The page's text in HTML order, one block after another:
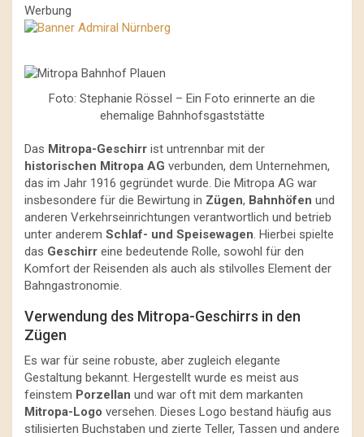
Werbung
Foto: Stephanie Rössel – Ein Foto erinnerte an die
ehemalige Bahnhofsgaststätte
Das Mitropa-Geschirr ist untrennbar mit der
historischen Mitropa AG verbunden, dem Unternehmen,
das im Jahr 1916 gegründet wurde. Die Mitropa AG war
insbesondere für die Bewirtung in Zügen, Bahnhöfen und
anderen Verkehrseinrichtungen verantwortlich und betrieb
unter anderem Schlaf- und Speisewagen. Hierbei spielte
das Geschirr eine bedeutende Rolle, sowohl für den
Komfort der Reisenden als auch als stilvolles Element der
Bahngastronomie.
Verwendung des Mitropa-Geschirrs in den
Zügen
Es war für seine robuste, aber zugleich elegante
Gestaltung bekannt. Hergestellt wurde es meist aus
feinstem Porzellan und war oft mit dem markanten
Mitropa-Logo versehen. Dieses Logo bestand häufig aus
stilisierten Buchstaben und zierte Teller, Tassen und andere